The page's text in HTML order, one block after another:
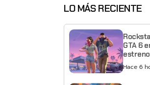
LO MÁS RECIENTE
GTA 6
Netflix
Hace 6